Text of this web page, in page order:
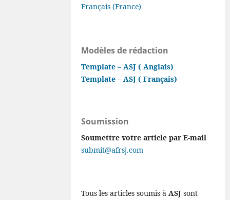
Français (France)
Modèles de rédaction
Template – ASJ ( Anglais)
Template – ASJ ( Français)
Soumission
Soumettre votre article par E-mail
submit@afrsj.com
Tous les articles soumis àASJ sont